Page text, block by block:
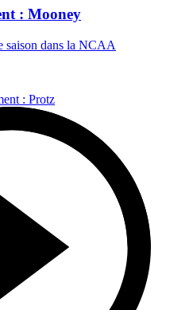
: Mooney
saison dans la NCAA